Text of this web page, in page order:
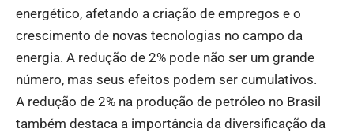
energético, afetando a criação de empregos e o
crescimento de novas tecnologias no campo da
energia. A redução de 2% pode não ser um grande
número, mas seus efeitos podem ser cumulativos.
A redução de 2% na produção de petróleo no Brasil
também destaca a importância da diversificação da